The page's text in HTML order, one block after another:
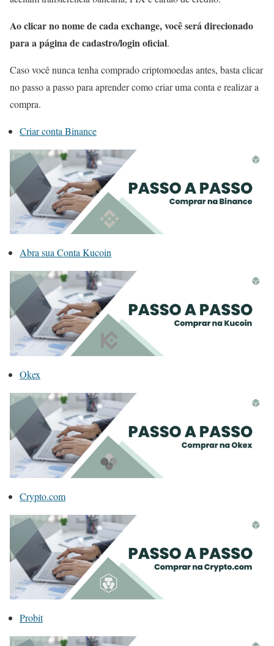
Ao clicar no nome de cada exchange, você será direcionado
para a página de cadastro/login oficial.
Caso você nunca tenha comprado criptomoedas antes, basta clicar
no passo a passo para aprender como criar uma conta e realizar a
compra.
Criar conta Binance
Abra sua Conta Kucoin
Okex
Crypto.com
Probit